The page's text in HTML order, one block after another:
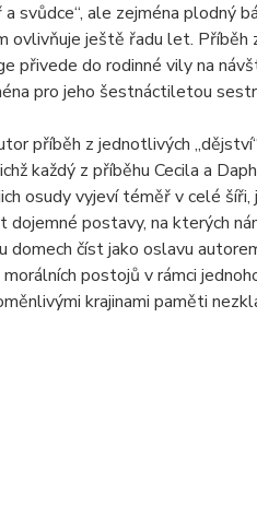
svůdce“, ale zejména plodný
ovlivňuje ještě řadu let. Příběh
přivede do rodinné vily na
pro jeho šestnáctiletou
příběh z jednotlivých
každý z příběhu Cecila a
osudy vyjeví téměř v celé
postavy, na kterých
domech číst jako oslavu
postojů v rámci
krajinami paměti